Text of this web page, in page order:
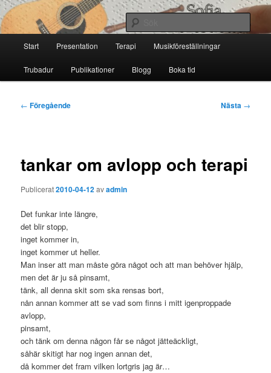
Hoppa
till
primärt
innehållSofia Thoresdotter
Start Presentation Terapi Musikföreställningar
Trubadur Publikationer Blogg Boka tid
Inläggsnavigering
← Föregående Nästa →
tankar om avlopp och terapi
Publicerat2010-04-12avadmin
Det funkar inte längre,
det blir stopp,
inget kommer in,
inget kommer ut heller.
Man inser att man måste göra något och att man behöver hjälp,
men det är ju så pinsamt,
tänk, all denna skit som ska rensas bort,
nån annan kommer att se vad som finns i mitt igenproppade
avlopp,
pinsamt,
och tänk om denna någon får se något jätteäckligt,
såhär skitigt har nog ingen annan det,
då kommer det fram vilken lortgris jag är…